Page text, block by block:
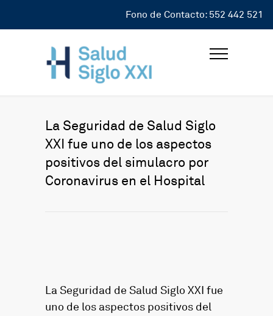
Fono de Contacto: 552 442 521
La Seguridad de Salud Siglo
XXI fue uno de los aspectos
positivos del simulacro por
Coronavirus en el Hospital
La Seguridad de Salud Siglo XXI fue
uno de los aspectos positivos del